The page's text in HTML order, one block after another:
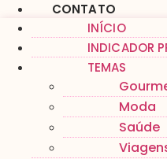
CONTATO
INÍCIO
INDICADOR
TEMAS
Moda
Saúde